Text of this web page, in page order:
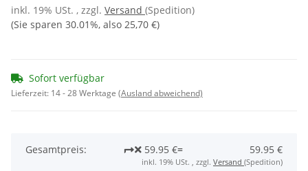
inkl. 19% USt. , zzgl. Versand (Spedition)
(Sie sparen 30.01%, also 25,70 €)
Sofort verfügbar
Lieferzeit: 14 - 28 Werktage (Ausland abweichend)
Gesamtpreis: 59.95 €= 59.95 €
inkl. 19% USt. , zzgl. Versand (Spedition)